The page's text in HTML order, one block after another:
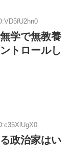
学で無教養
トロールし
政治家はい